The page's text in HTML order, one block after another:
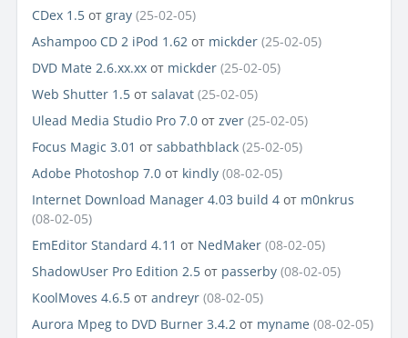
CDex 1.5 от gray (25-02-05)
Ashampoo CD 2 iPod 1.62 от mickder (25-02-05)
DVD Mate 2.6.xx.xx от mickder (25-02-05)
Web Shutter 1.5 от salavat (25-02-05)
Ulead Media Studio Pro 7.0 от zver (25-02-05)
Focus Magic 3.01 от sabbathblack (25-02-05)
Adobe Photoshop 7.0 от kindly (08-02-05)
Internet Download Manager 4.03 build 4 от m0nkrus
(08-02-05)
EmEditor Standard 4.11 от NedMaker (08-02-05)
ShadowUser Pro Edition 2.5 от passerby (08-02-05)
KoolMoves 4.6.5 от andreyr (08-02-05)
Aurora Mpeg to DVD Burner 3.4.2 от myname (08-02-05)